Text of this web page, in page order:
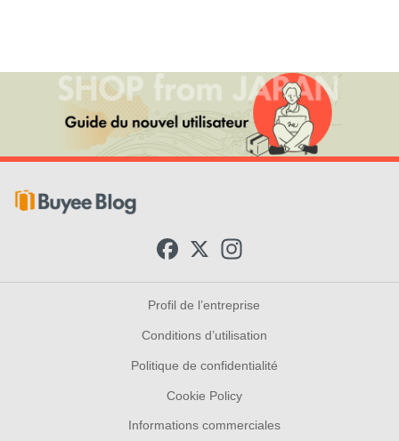
e
b
o
k
X
t
g
a
Profil de l’entreprise
Conditions d’utilisation
Politique de confidentialité
Cookie Policy
Informations commerciales